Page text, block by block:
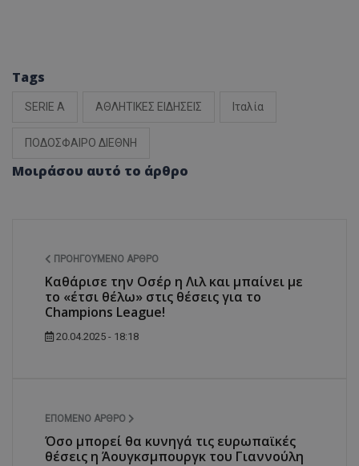
Tags
SERIE A ΑΘΛΗΤΙΚΕΣ ΕΙΔΗΣΕΙΣ Ιταλία
ΠΟΔΟΣΦΑΙΡΟ ΔΙΕΘΝΗ
Μοιράσου αυτό το άρθρο
ΠΡΟΗΓΟΎΜΕΝΟ ΆΡΘΡΟ
Καθάρισε την Οσέρ η Λιλ και μπαίνει με
το «έτσι θέλω» στις θέσεις για το
Champions League!
20.04.2025 - 18:18
ΕΠΌΜΕΝΟ ΆΡΘΡΟ
Όσο μπορεί θα κυνηγά τις ευρωπαϊκές
θέσεις η Άουγκσμπουργκ του Γιαννούλη